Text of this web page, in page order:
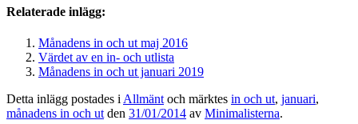
Relaterade inlägg:
Månadens in och ut maj 2016
Värdet av en in- och utlista
Månadens in och ut januari 2019
Detta inlägg postades i Allmänt och märktes in och ut, januari,
månadens in och ut den 31/01/2014 av Minimalisterna.